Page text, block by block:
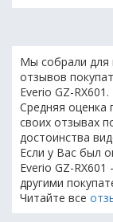
Мы собрали для
отзывов
Everio GZ-RX601.
Средняя оценка
своих отзывах
достоинства
Если у Вас был
Everio GZ-
другими
Читайте все